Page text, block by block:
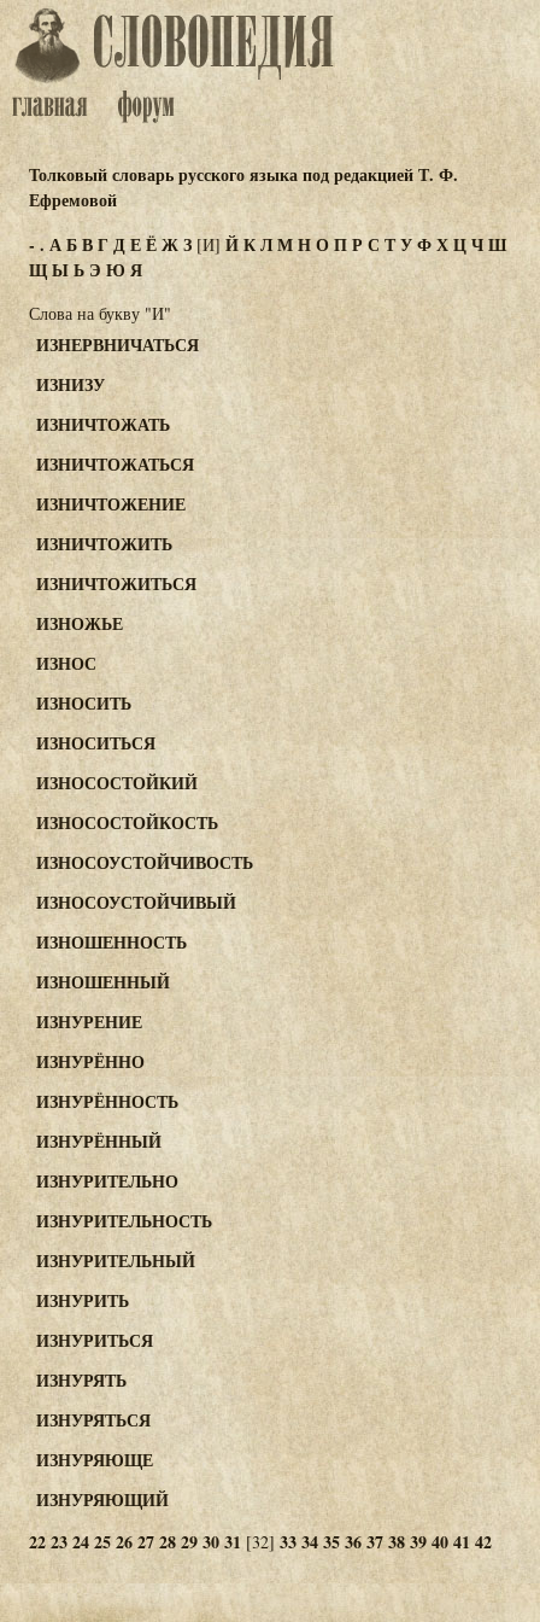
Толковый словарь русского языка под редакцией Т. Ф.
Ефремовой
- . АБВГДЕЁЖЗ [И] ЙКЛМНОПРС ТУФХЦЧШ
ЩЫЬЭ ЮЯ
Слова на букву "И"
ИЗНЕРВНИЧАТЬСЯ
ИЗНИЗУ
ИЗНИЧТОЖАТЬ
ИЗНИЧТОЖАТЬСЯ
ИЗНИЧТОЖЕНИЕ
ИЗНИЧТОЖИТЬ
ИЗНИЧТОЖИТЬСЯ
ИЗНОЖЬЕ
ИЗНОС
ИЗНОСИТЬ
ИЗНОСИТЬСЯ
ИЗНОСОСТОЙКИЙ
ИЗНОСОСТОЙКОСТЬ
ИЗНОСОУСТОЙЧИВОСТЬ
ИЗНОСОУСТОЙЧИВЫЙ
ИЗНОШЕННОСТЬ
ИЗНОШЕННЫЙ
ИЗНУРЕНИЕ
ИЗНУРЁННО
ИЗНУРЁННОСТЬ
ИЗНУРЁННЫЙ
ИЗНУРИТЕЛЬНО
ИЗНУРИТЕЛЬНОСТЬ
ИЗНУРИТЕЛЬНЫЙ
ИЗНУРИТЬ
ИЗНУРИТЬСЯ
ИЗНУРЯТЬ
ИЗНУРЯТЬСЯ
ИЗНУРЯЮЩЕ
ИЗНУРЯЮЩИЙ
22232425262728293031[32] 333435363738394041 42